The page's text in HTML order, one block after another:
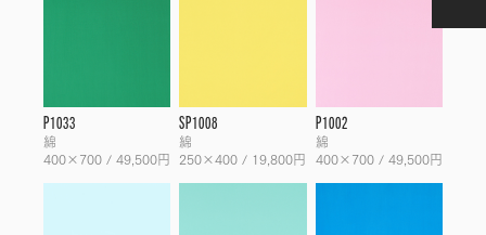
P1033
綿
400×700 / 49,500円
SP1008
綿
250×400 / 19,800円
P1002
綿
400×700 / 49,500円